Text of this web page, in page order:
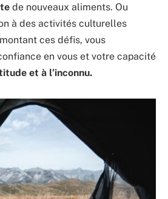
de nouveaux aliments. Ou
à des activités culturelles
ces défis, vous
en vous et votre capacité
et à l’inconnu.